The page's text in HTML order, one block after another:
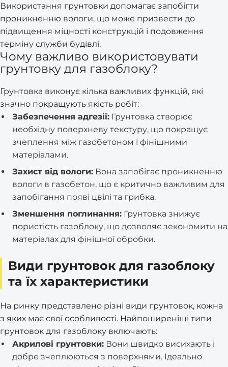
Використання грунтовки допомагає запобігти
проникненню вологи, що може призвести до
підвищення міцності конструкцій і подовження
терміну служби будівлі.
Чому важливо використовувати
грунтовку для газоблоку?
Грунтовка виконує кілька важливих функцій, які
значно покращують якість робіт:
Забезпечення адгезії: Грунтовка створює
необхідну поверхневу текстуру, що покращує
зчеплення між газобетоном і фінішними
матеріалами.
Захист від вологи: Вона запобігає проникненню
вологи в газобетон, що є критично важливим для
запобігання появі цвілі та грибка.
Зменшення поглинання: Грунтовка знижує
пористість газоблоку, що дозволяє зекономити на
матеріалах для фінішної обробки.
Види грунтовок для газоблоку
та їх характеристики
На ринку представлено різні види грунтовок, кожна
з яких має свої особливості. Найпоширеніші типи
грунтовок для газоблоку включають:
Акрилові грунтовки: Вони швидко висихають і
добре зчеплюються з поверхнями. Ідеально